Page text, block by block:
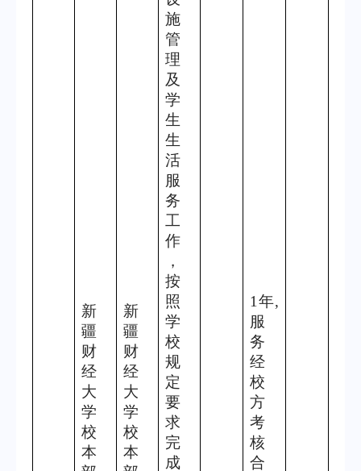
新
疆
财
经
大
学
校
本
新
疆
财
经
大
学
校
本
施
管
理
及
学
生
生
活
服
务
工
作
，
按
照
学
校
规
定
要
求
完
成
1年,
服
务
经
校
方
考
核
合